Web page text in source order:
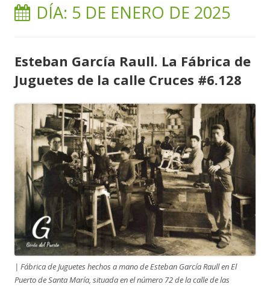
DÍA: 5 DE ENERO DE 2025
Esteban García Raull. La Fábrica de
Juguetes de la calle Cruces #6.128
| Fábrica de Juguetes hechos a mano de Esteban García Raull en El
Puerto de Santa María, situada en el número 72 de la calle de las